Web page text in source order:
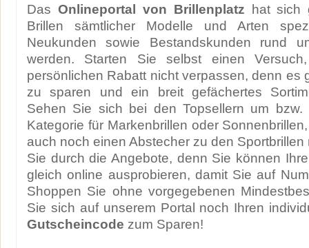
Das Onlineportal von Brillenplatz hat sich
Brillen sämtlicher Modelle und Arten
Neukunden sowie Bestandskunden rund
werden. Starten Sie selbst einen
persönlichen Rabatt nicht verpassen, denn es
zu sparen und ein breit gefächertes
Sehen Sie sich bei den Topsellern um
Kategorie für Markenbrillen oder
auch noch einen Abstecher zu den
Sie durch die Angebote, denn Sie können
gleich online ausprobieren, damit Sie auf
Shoppen Sie ohne vorgegebenen
Sie sich auf unserem Portal noch Ihren
Gutscheincode zum Sparen!